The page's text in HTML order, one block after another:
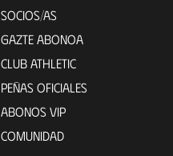
SOCIOS/AS
GAZTE ABONOA
CLUB ATHLETIC
PEÑAS OFICIALES
ABONOS VIP
COMUNIDAD